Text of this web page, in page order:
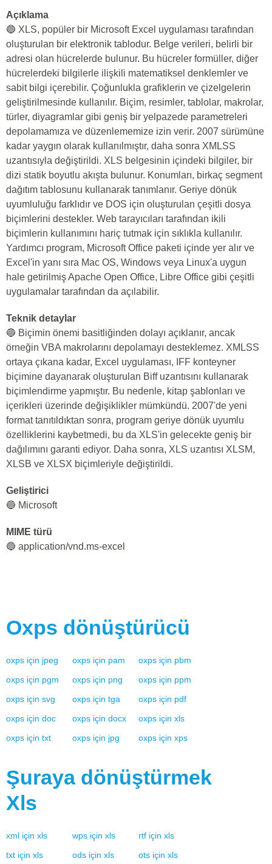
Açıklama
🔵 XLS, popüler bir Microsoft Excel uygulaması tarafından
oluşturulan bir elektronik tablodur. Belge verileri, belirli bir
adresi olan hücrelerde bulunur. Bu hücreler formüller, diğer
hücrelerdeki bilgilerle ilişkili matematiksel denklemler ve
sabit bilgi içerebilir. Çoğunlukla grafiklerin ve çizelgelerin
geliştirilmesinde kullanılır. Biçim, resimler, tablolar, makrolar,
türler, diyagramlar gibi geniş bir yelpazede parametreleri
depolamamıza ve düzenlememize izin verir. 2007 sürümüne
kadar yaygın olarak kullanılmıştır, daha sonra XMLSS
uzantısıyla değiştirildi. XLS belgesinin içindeki bilgiler, bir
dizi statik boyutlu akışta bulunur. Konumları, birkaç segment
dağıtım tablosunu kullanarak tanımlanır. Geriye dönük
uyumluluğu farklıdır ve DOS için oluşturulan çeşitli dosya
biçimlerini destekler. Web tarayıcıları tarafından ikili
biçimlerin kullanımını hariç tutmak için sıklıkla kullanılır.
Yardımcı program, Microsoft Office paketi içinde yer alır ve
Excel'in yanı sıra Mac OS, Windows veya Linux'a uygun
hale getirilmiş Apache Open Office, Libre Office gibi çeşitli
uygulamalar tarafından da açılabilir.
Teknik detaylar
🔵 Biçimin önemi basitliğinden dolayı açıklanır, ancak
örneğin VBA makrolarını depolamayı desteklemez. XMLSS
ortaya çıkana kadar, Excel uygulaması, IFF konteyner
biçimine dayanarak oluşturulan Biff uzantısını kullanarak
biçimlendirme yapmıştır. Bu nedenle, kitap şablonları ve
içerikleri üzerinde değişiklikler mümkündü. 2007'de yeni
format tanıtıldıktan sonra, program geriye dönük uyumlu
özelliklerini kaybetmedi, bu da XLS'in gelecekte geniş bir
dağılımını garanti ediyor. Daha sonra, XLS uzantısı XLSM,
XLSB ve XLSX biçimleriyle değiştirildi.
Geliştirici
🔵 Microsoft
MIME türü
🔵 application/vnd.ms-excel
Oxps dönüştürücü
oxps için jpeg oxps için pam oxps için pbm
oxps için pgm oxps için png oxps için ppm
oxps için svg oxps için tga oxps için pdf
oxps için doc oxps için docx oxps için xls
oxps için txt oxps için jpg oxps için xps
Şuraya dönüştürmek
Xls
xml için xls wps için xls rtf için xls
txt için xls ods için xls ots için xls